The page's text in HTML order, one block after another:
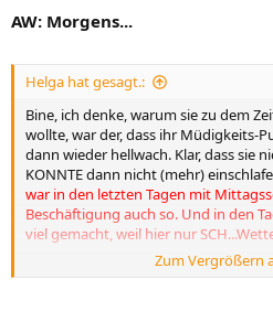
AW: Morgens...
Helga hat gesagt.:
Bine, ich denke, warum sie zu dem
wollte, war der, dass ihr Müdigkeits-
dann wieder hellwach. Klar, dass sie
KONNTE dann nicht (mehr)
war in den letzten Tagen mit
Beschäftigung auch so. Und in den
viel gemacht, weil hier nur
Was ich aber nicht verstehe: Warum
Zum Vergrößern